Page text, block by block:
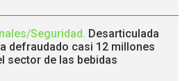
Seguridad. Desarticulada
defraudado casi 12 millones
sector de las bebidas